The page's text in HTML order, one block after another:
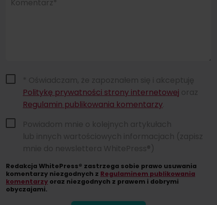
Komentarz*
* Oświadczam, że zapoznałem się i akceptuję
Politykę prywatności strony internetowej oraz
Regulamin publikowania komentarzy
Powiadom mnie o kolejnych artykułach
lub innych wartościowych informacjach (zapisz
mnie do newslettera WhitePress®)
Redakcja WhitePress® zastrzega sobie prawo usuwania
komentarzy niezgodnych z Regulaminem publikowania
komentarzy oraz niezgodnych z prawem i dobrymi
obyczajami.